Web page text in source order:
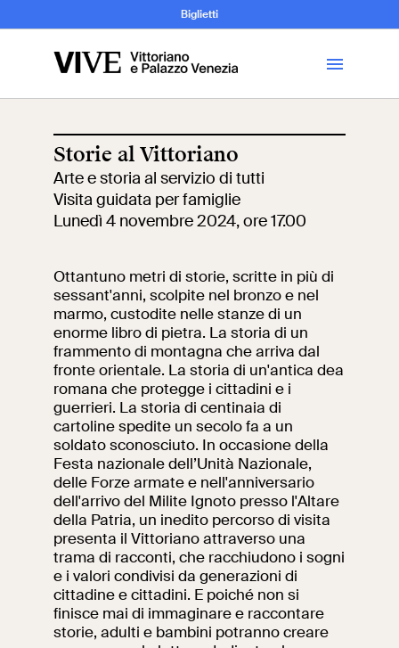
Visita
News
Educazione
Scuole
Ricerca
Cantiere aperto
Mostre ed eventi
Incontriamoci al
Collegio Romano
Al centro di Roma
Video
Opere
Biglietti
Storie al Vittoriano
Arte e storia al servizio di tutti
Visita guidata per famiglie
Lunedì 4 novembre 2024, ore 17.00
Ottantuno metri di storie, scritte in più di
sessant'anni, scolpite nel bronzo e nel
marmo, custodite nelle stanze di un
enorme libro di pietra. La storia di un
frammento di montagna che arriva dal
fronte orientale. La storia di un'antica dea
romana che protegge i cittadini e i
guerrieri. La storia di centinaia di
cartoline spedite un secolo fa a un
soldato sconosciuto. In occasione della
Festa nazionale dell’Unità Nazionale,
delle Forze armate e nell'anniversario
dell'arrivo del Milite Ignoto presso l'Altare
della Patria, un inedito percorso di visita
presenta il Vittoriano attraverso una
trama di racconti, che racchiudono i sogni
e i valori condivisi da generazioni di
cittadine e cittadini. E poiché non si
finisce mai di immaginare e raccontare
storie, adulti e bambini potranno creare